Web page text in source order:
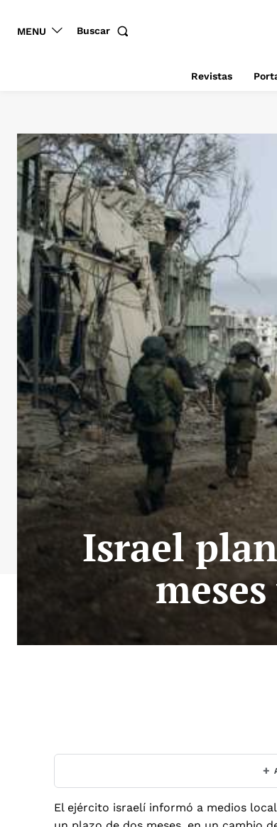
MENU Buscar
Revistas
Israel
+
El ejército israelí informó a medios